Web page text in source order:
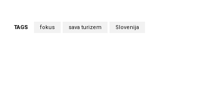
TAGS fokus sava turizem Slovenija